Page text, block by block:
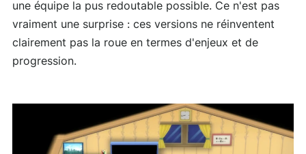
une équipe la pus redoutable possible. Ce n'est pas
vraiment une surprise : ces versions ne réinventent
clairement pas la roue en termes d'enjeux et de
progression.